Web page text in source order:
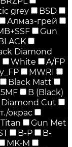
grey
BSD
Алмаз-грей
Gun
Diamond
White
A/FP
MWRI
Black Matt
B (Black)
Cut
окрас
Gun Met
B-P
B-
MK-M